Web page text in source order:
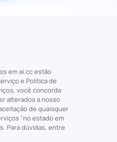
em ai.cc estão
e Política de
você concorda
alterados a nosso
de quaisquer
"no estado em
Para dúvidas, entre